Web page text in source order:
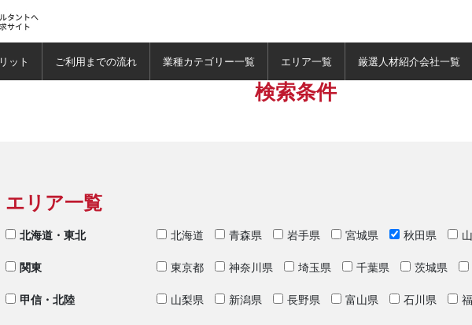
ット ご利用までの流れ 業種カテゴリー一覧 エリア一覧 厳選人材紹介会社一覧
検索条件
エリア一覧
北海道・東北 北海道 青森県 岩手県 宮城県 秋田県
関東 東京都 神奈川県 埼玉県 千葉県 茨城県
甲信・北陸 山梨県 新潟県 長野県 富山県 石川県